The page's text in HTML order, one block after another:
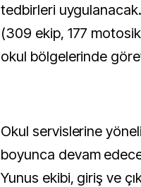
tedbirleri
(309 ekip, 177
okul bölgelerinde
Okul servislerine
boyunca devam
Yunus ekibi, giriş ve